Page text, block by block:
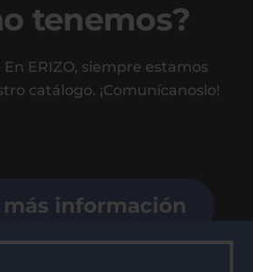
tenemos?
En ERIZO, siempre estamos
catálogo. ¡Comunícanoslo!
información